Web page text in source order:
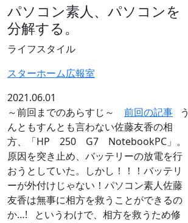
パソコン素人、パソコンを
分解する。
ライフスタイル
スターホーム広報室
2021.06.01
～前回までのあらすじ～ 前回の記事 う
んともすんとも言わない佐藤友香の相
方、「HP 250 G7 NotebookPC」。
原因を突き止め、バッテリーの放電を行
おうとしていた。しかし！！！バッテリ
ーが外付けじゃない！パソコン素人佐藤
友香は無事に相方を救うことができるの
か…! というわけで、相方を救うため修